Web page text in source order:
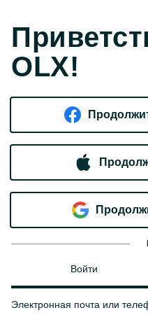
OLX!
Войти
Электронная почта или